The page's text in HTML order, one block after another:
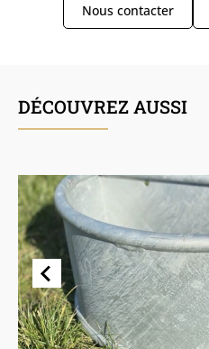
Nous contacter
DÉCOUVREZ AUSSI